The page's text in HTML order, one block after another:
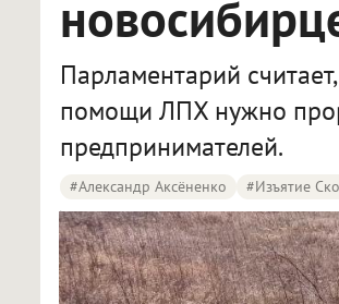
Парламентарий
помощи ЛПХ нужно
предпринимателей.
#Александр Аксёненко #Изъятие